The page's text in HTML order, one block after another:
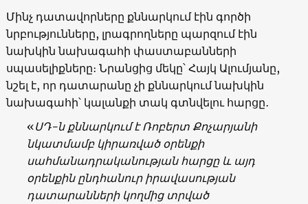
Մինչ դատավորները քննարկում էին գործի
նրբությունները, լրագրողները պարզում էին
նախկին նախագահի փաստաբանների
սպասելիքները։ Նրանցից մեկը՝ Հայկ Ալումյանը,
նշել է, որ դատարանը չի քննարկում նախկին
նախագահի՝ կալանքի տակ գտնվելու հարցը․
«ՍԴ-ն քննարկում է Ռոբերտ Քոչարյանի
նկատմամբ կիրառված օրենքի
սահմանադրականության հարցը և այդ
օրենքին ընդհանուր իրավասության
դատարանների կողմից տրված